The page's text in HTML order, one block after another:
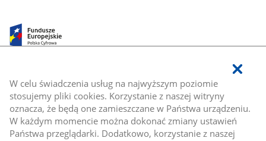
W celu świadczenia usług na najwyższym poziomie
stosujemy pliki cookies. Korzystanie z naszej witryny
oznacza, że będą one zamieszczane w Państwa urządzeniu.
W każdym momencie można dokonać zmiany ustawień
Państwa przeglądarki. Dodatkowo, korzystanie z naszej